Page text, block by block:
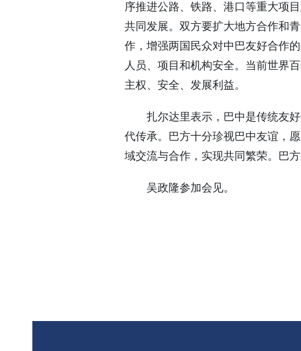
序推进公路、铁路、港口等重大项
共同发展。双方要扩大地方合作和
作，增强两国民众对中巴友好合作
人员、项目和机构安全。当前世界
主权、安全、发展利益。
扎尔达里表示，巴中是传统友
代传承。巴方十分珍视巴中友谊，
域交流与合作，实现共同繁荣。巴
吴政隆参加会见。